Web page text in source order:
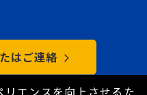
エンスを向上させるた
はご連絡